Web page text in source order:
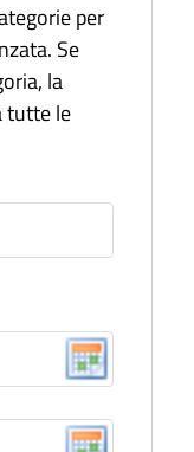
per
Se
la
tutte le